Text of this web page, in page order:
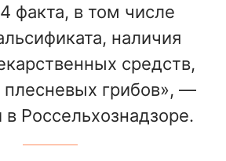
факта, в том числе
наличия
средств,
грибов», —
в Россельхознадзоре.